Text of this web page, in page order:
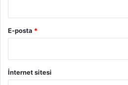
E-posta *
İnternet sitesi